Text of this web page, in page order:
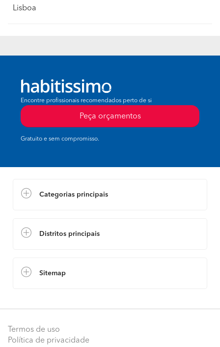
Lisboa
Encontre profissionais recomendados perto de si
Peça orçamentos
Gratuito e sem compromisso.
Categorias principais
Distritos principais
Sitemap
Termos de uso
Política de privacidade